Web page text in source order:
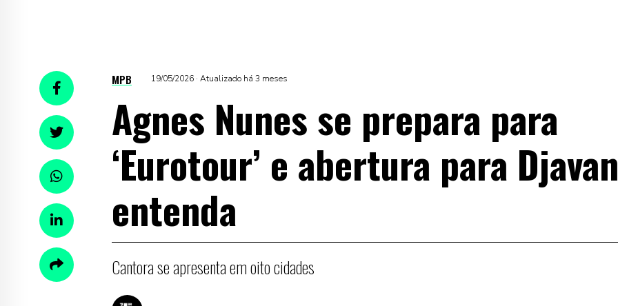
MPB 19/05/2026 · Atualizado há 3 meses
Agnes Nunes se prepara para
‘Eurotour’ e abertura para
entenda
Cantora se apresenta em oito cidades